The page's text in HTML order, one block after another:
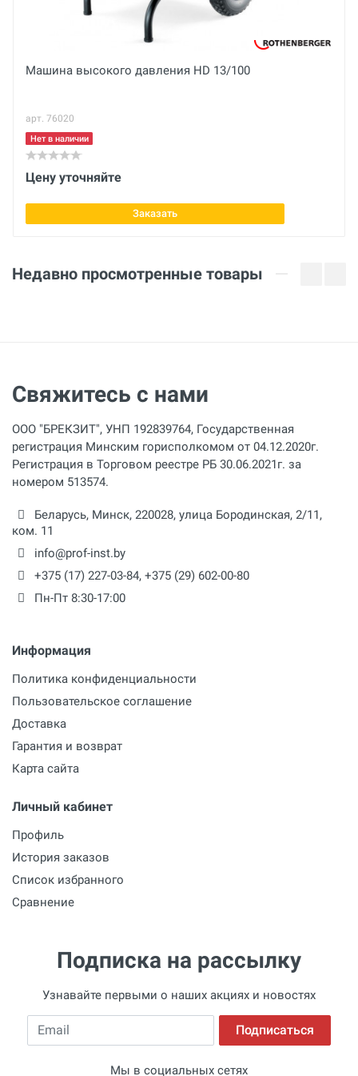
Длина
Ширина
32 мм
Отправить отзыв
Машина высокого давления HD 13/100
арт. 76020
Нет в наличии
Цену уточняйте
Заказать
Недавно просмотренные товары
Свяжитесь с нами
ООО "БРЕКЗИТ", УНП 192839764, Государственная
регистрация Минским горисполкомом от 04.12.2020г.
Регистрация в Торговом реестре РБ 30.06.2021г. за
номером 513574.
Беларусь, Минск, 220028, улица Бородинская, 2/11,
ком. 11
info@prof-inst.by
+375 (17) 227-03-84, +375 (29) 602-00-80
Пн-Пт 8:30-17:00
Информация
Политика конфиденциальности
Пользовательское соглашение
Доставка
Гарантия и возврат
Карта сайта
Личный кабинет
Профиль
История заказов
Список избранного
Сравнение
Подписка на рассылку
Узнавайте первыми о наших акциях и новостях
Email Подписаться
Мы в социальных сетях